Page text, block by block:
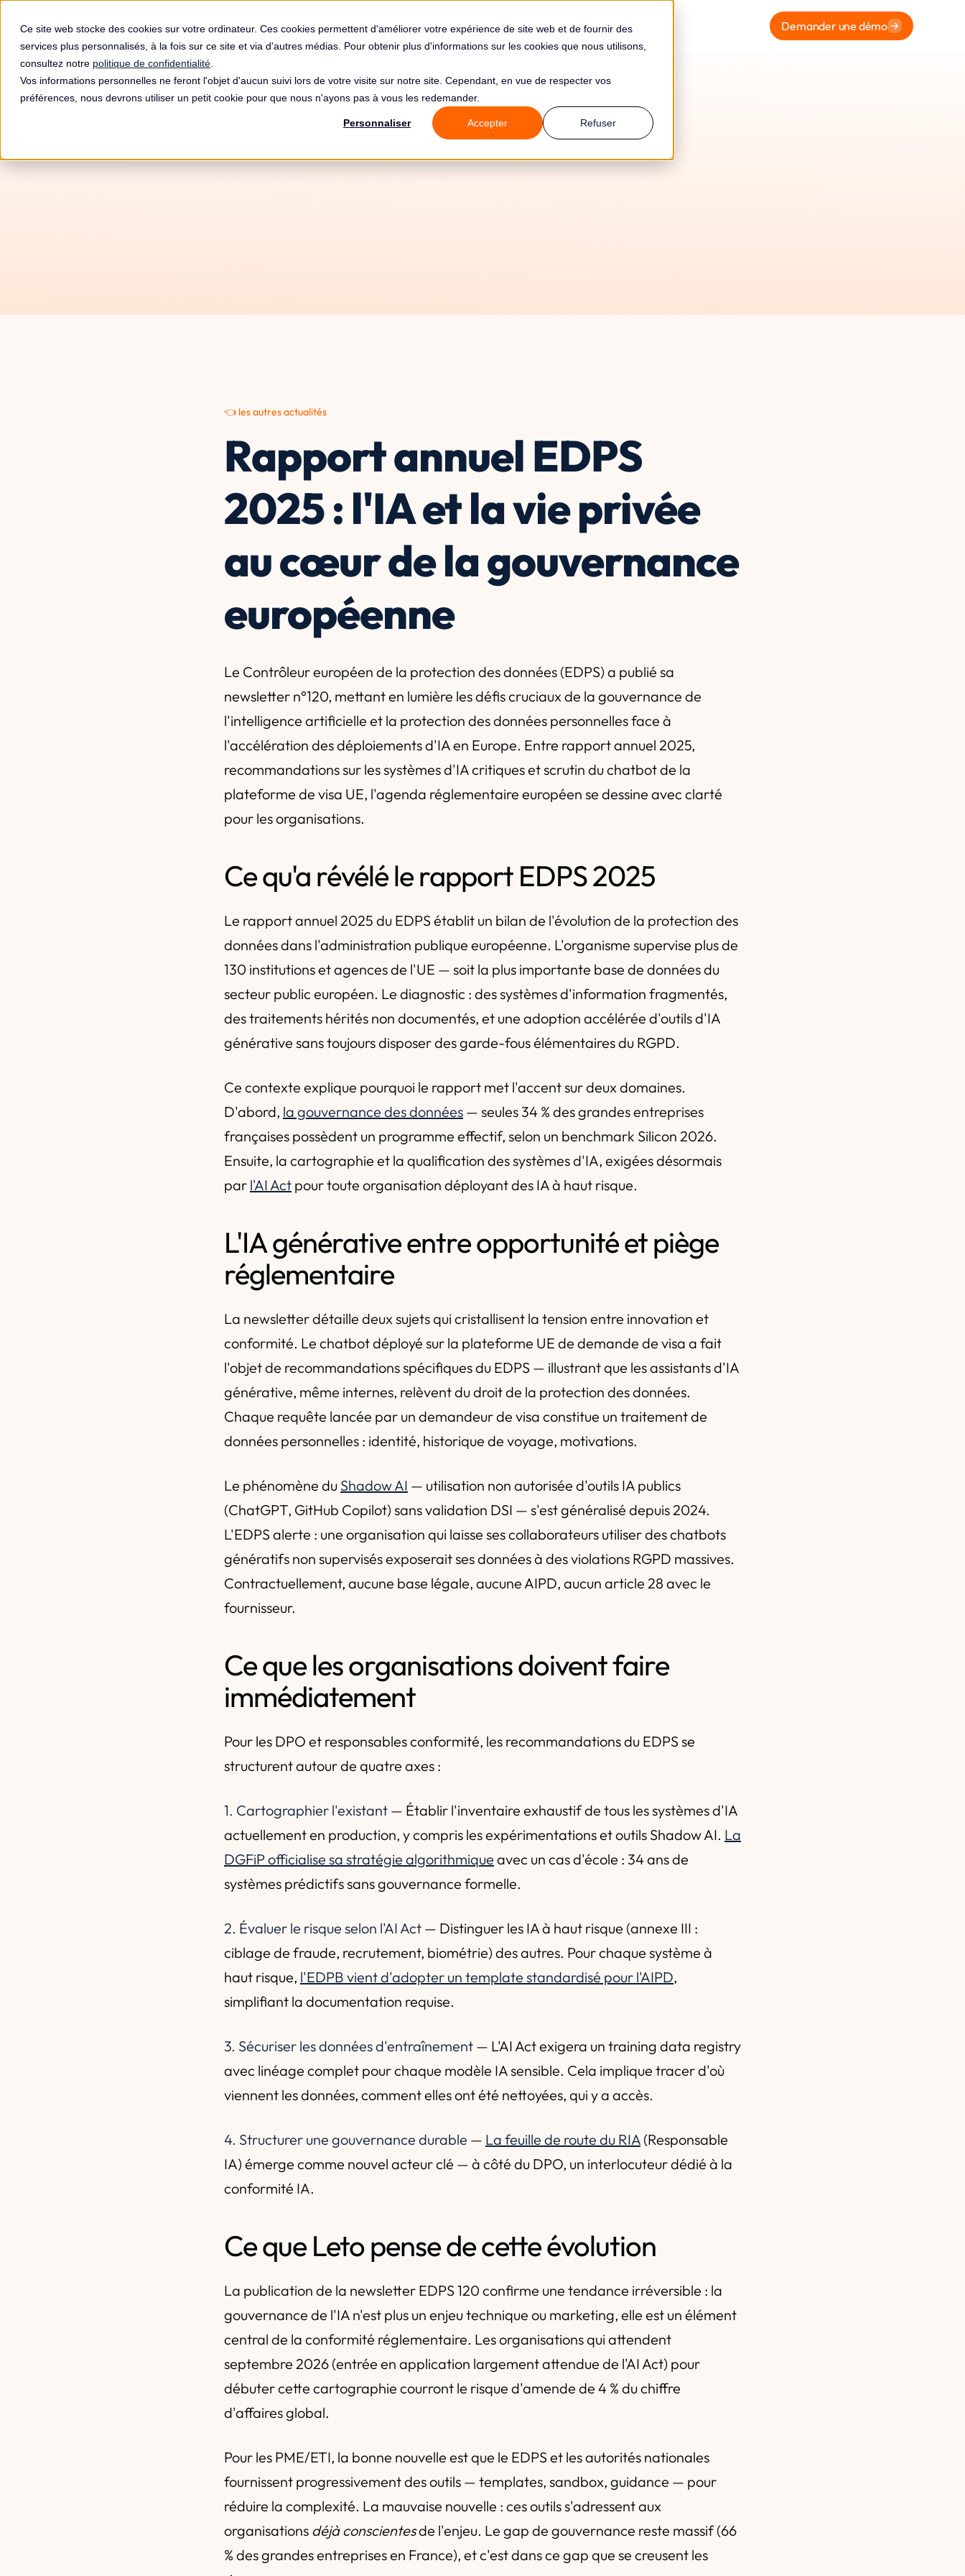
Ce site web stocke des cookies sur votre ordinateur. Ces cookies permettent d'améliorer votre expérience de site web et de fournir des
services plus personnalisés, à la fois sur ce site et via d'autres médias. Pour obtenir plus d'informations sur les cookies que nous utilisons,
consultez notre politique de confidentialité
Vos informations personnelles ne feront l'objet d'aucun suivi lors de votre visite sur notre site. Cependant, en vue de respecter vos
préférences, nous devrons utiliser un petit cookie pour que nous n'ayons pas à vous les redemander.
Personnaliser Accepter Refuser
Produits Solutions Tarifs Clients Ressources Demander une démo
👈 les autres actualités
Rapport annuel EDPS
2025 : l'IA et la vie privée
au cœur de la gouvernance
européenne
Le Contrôleur européen de la protection des données (EDPS) a publié sa
newsletter n°120, mettant en lumière les défis cruciaux de la gouvernance de
l'intelligence artificielle et la protection des données personnelles face à
l'accélération des déploiements d'IA en Europe. Entre rapport annuel 2025,
recommandations sur les systèmes d'IA critiques et scrutin du chatbot de la
plateforme de visa UE, l'agenda réglementaire européen se dessine avec clarté
pour les organisations.
Ce qu'a révélé le rapport EDPS 2025
Le rapport annuel 2025 du EDPS établit un bilan de l'évolution de la protection des
données dans l'administration publique européenne. L'organisme supervise plus de
130 institutions et agences de l'UE — soit la plus importante base de données du
secteur public européen. Le diagnostic : des systèmes d'information fragmentés,
des traitements hérités non documentés, et une adoption accélérée d'outils d'IA
générative sans toujours disposer des garde-fous élémentaires du RGPD.
Ce contexte explique pourquoi le rapport met l'accent sur deux domaines.
D'abord, la gouvernance des données — seules 34 % des grandes entreprises
françaises possèdent un programme effectif, selon un benchmark Silicon 2026.
Ensuite, la cartographie et la qualification des systèmes d'IA, exigées désormais
par l'AI Act pour toute organisation déployant des IA à haut risque.
L'IA générative entre opportunité et piège
réglementaire
La newsletter détaille deux sujets qui cristallisent la tension entre innovation et
conformité. Le chatbot déployé sur la plateforme UE de demande de visa a fait
l'objet de recommandations spécifiques du EDPS — illustrant que les assistants d'IA
générative, même internes, relèvent du droit de la protection des données.
Chaque requête lancée par un demandeur de visa constitue un traitement de
données personnelles : identité, historique de voyage, motivations.
Le phénomène du Shadow AI — utilisation non autorisée d'outils IA publics
(ChatGPT, GitHub Copilot) sans validation DSI — s'est généralisé depuis 2024.
L'EDPS alerte : une organisation qui laisse ses collaborateurs utiliser des chatbots
génératifs non supervisés exposerait ses données à des violations RGPD massives.
Contractuellement, aucune base légale, aucune AIPD, aucun article 28 avec le
fournisseur.
Ce que les organisations doivent faire
immédiatement
Pour les DPO et responsables conformité, les recommandations du EDPS se
structurent autour de quatre axes :
1. Cartographier l'existant — Établir l'inventaire exhaustif de tous les systèmes d'IA
actuellement en production, y compris les expérimentations et outils Shadow AI. La
DGFiP officialise sa stratégie algorithmique avec un cas d'école : 34 ans de
systèmes prédictifs sans gouvernance formelle.
2. Évaluer le risque selon l'AI Act — Distinguer les IA à haut risque (annexe III :
ciblage de fraude, recrutement, biométrie) des autres. Pour chaque système à
haut risque, l'EDPB vient d'adopter un template standardisé pour l'AIPD,
simplifiant la documentation requise.
3. Sécuriser les données d'entraînement — L'AI Act exigera un training data registry
avec linéage complet pour chaque modèle IA sensible. Cela implique tracer d'où
viennent les données, comment elles ont été nettoyées, qui y a accès.
4. Structurer une gouvernance durable — La feuille de route du RIA (Responsable
IA) émerge comme nouvel acteur clé — à côté du DPO, un interlocuteur dédié à la
conformité IA.
Ce que Leto pense de cette évolution
La publication de la newsletter EDPS 120 confirme une tendance irréversible : la
gouvernance de l'IA n'est plus un enjeu technique ou marketing, elle est un élément
central de la conformité réglementaire. Les organisations qui attendent
septembre 2026 (entrée en application largement attendue de l'AI Act) pour
débuter cette cartographie courront le risque d'amende de 4 % du chiffre
d'affaires global.
Pour les PME/ETI, la bonne nouvelle est que le EDPS et les autorités nationales
fournissent progressivement des outils — templates, sandbox, guidance — pour
réduire la complexité. La mauvaise nouvelle : ces outils s'adressent aux
organisations déjà conscientesde l'enjeu. Le gap de gouvernance reste massif (66
% des grandes entreprises en France), et c'est dans ce gap que se creusent les